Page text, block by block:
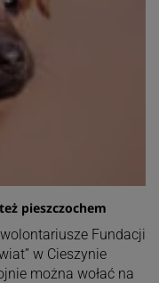
pieszczochem
Fundacji
w Cieszynie
można wołać na